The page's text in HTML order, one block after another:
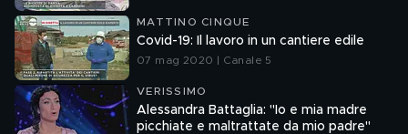
MATTINO CINQUE
Covid-19: Il lavoro in un cantiere edile
07 mag 2020 | Canale 5
VERISSIMO
Alessandra Battaglia: "Io e mia madre
picchiate e maltrattate da mio padre"